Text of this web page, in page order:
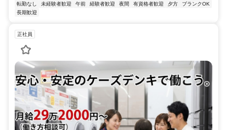
転勤なし
未経験者歓迎 午前 経験者歓迎 夜間 有資格者歓迎 夕方
ブランクOK
長期歓迎
正社員